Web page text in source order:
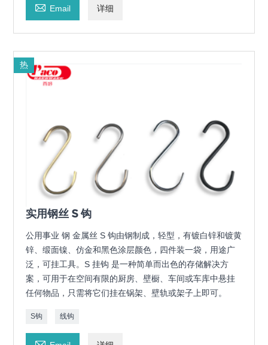
 Email 详细
热
实用钢丝 S 钩
公用事业 钢 金属丝 S 钩由钢制成，轻型，有镀白锌和镀黄
锌、缎面镍、仿金和黑色涂层颜色，四件装一袋，用途广
泛，可挂工具。S 挂钩 是一种简单而出色的存储解决方
案，可用于在空间有限的厨房、壁橱、车间或车库中悬挂
任何物品，只需将它们挂在锅架、壁轨或架子上即可。
S钩 线钩